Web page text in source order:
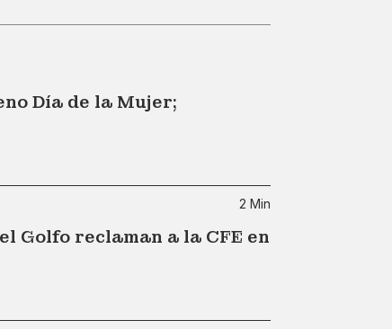
Día de la Mujer;
2 Min
Golfo reclaman a la CFE en